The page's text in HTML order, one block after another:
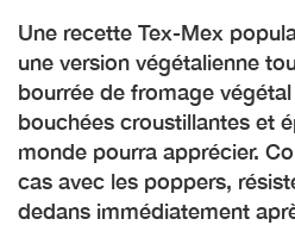
Une recette Tex-Mex
une version végétalienne
bourrée de fromage
bouchées croustillantes et
monde pourra apprécier.
cas avec les poppers,
dedans immédiatement